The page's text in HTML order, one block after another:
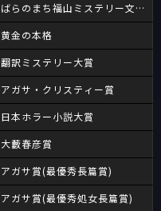
ばらのまち福山ミステリー文学新
黄金の本格
翻訳ミステリー大賞
アガサ・クリスティー賞
日本ホラー小説大賞
大藪春彦賞
アガサ賞(最優秀長篇賞)
アガサ賞(最優秀処女長篇賞)